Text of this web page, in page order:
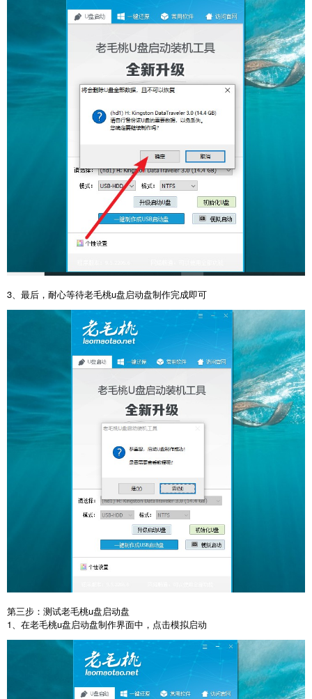
3、最后，耐心等待老毛桃u盘启动盘制作完成即可
第三步：测试老毛桃u盘启动盘
1、在老毛桃u盘启动盘制作界面中，点击模拟启动